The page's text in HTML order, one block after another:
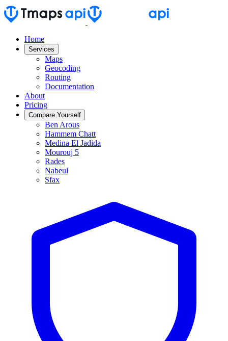
Home
Services
Maps
Geocoding
Routing
Documentation
About
Pricing
Compare Yourself
Ben Arous
Hammem Chatt
Medina El Jadida
Mourouj 5
Rades
Nabeul
Sfax